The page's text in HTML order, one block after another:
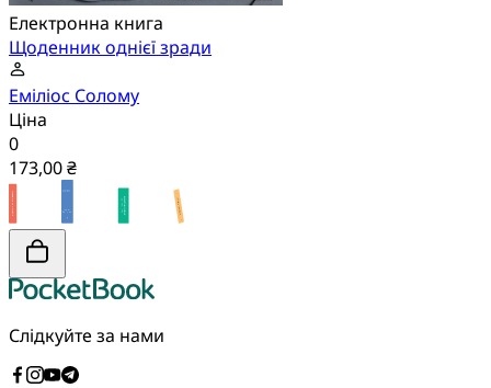
Електронна книга
Щоденник однієї зради
Еміліос Солому
Ціна
0
173,00 ₴
Слідкуйте за нами